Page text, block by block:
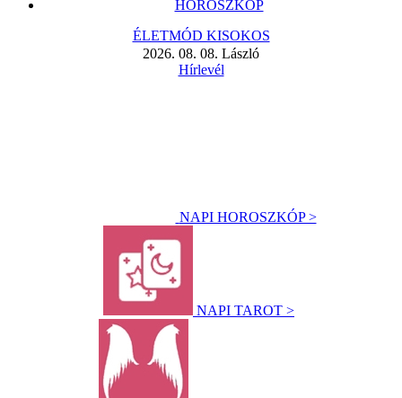
HOROSZKÓP
ÉLETMÓD KISOKOS
2026. 08. 08. László
Hírlevél
NAPI HOROSZKÓP >
NAPI TAROT >